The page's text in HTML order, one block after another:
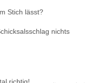
Stich lässt?
nichts